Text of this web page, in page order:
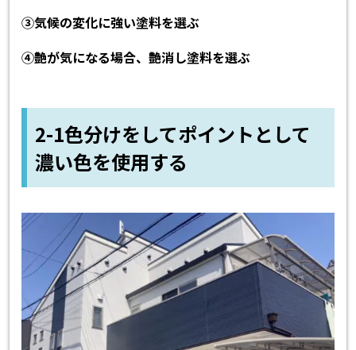
③気候の変化に強い塗料を選ぶ
④艶が気になる場合、艶消し塗料を選ぶ
2-1色分けをしてポイントとして
濃い色を使用する